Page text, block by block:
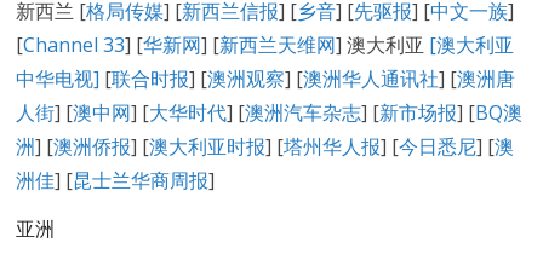
新西兰 [格局传媒] [新西兰信报] [乡音] [先驱报] [中文一族]
[Channel 33] [华新网] [新西兰天维网] 澳大利亚 [澳大利亚
中华电视] [联合时报] [澳洲观察] [澳洲华人通讯社] [澳洲唐
人街] [澳中网] [大华时代] [澳洲汽车杂志] [新市场报] [BQ澳
洲] [澳洲侨报] [澳大利亚时报] [塔州华人报] [今日悉尼] [澳
洲佳] [昆士兰华商周报]
亚洲